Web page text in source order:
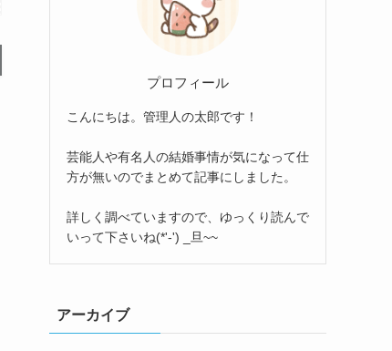
プロフィール
こんにちは。管理人の太郎です！
芸能人や有名人の結婚事情が気になって仕
方が無いのでまとめて記事にしました。
詳しく調べていますので、ゆっくり読んで
いって下さいね(*'-') _旦~~
アーカイブ